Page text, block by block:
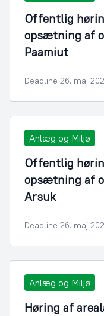
Offentlig
opsætning af
Paamiut
Deadline 26. maj
Anlæg og Miljø
Offentlig
opsætning af
Arsuk
Deadline 26. maj
Anlæg og Miljø
Høring af